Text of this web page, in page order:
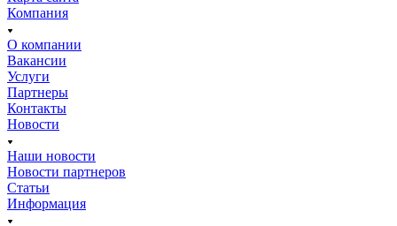
Компания
О компании
Вакансии
Услуги
Партнеры
Контакты
Новости
Наши новости
Новости партнеров
Статьи
Информация